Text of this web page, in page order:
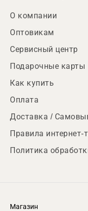
О компании
Оптовикам
Сервисный центр
Подарочные карты
Как купить
Оплата
Доставка /
Правила интернет-
Политика
Магазин